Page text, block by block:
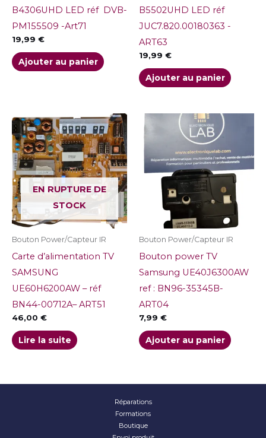
B4306UHD LED réf DVB-
PM155509 -Art71
19,99 €
Ajouter au panier
B5502UHD LED réf
JUC7.820.00180363 -
ART63
19,99 €
Ajouter au panier
EN RUPTURE DE
STOCK
Bouton Power/Capteur IR
Carte d’alimentation TV
SAMSUNG
UE60H6200AW – réf
BN44-00712A– ART51
46,00 €
Lire la suite
Bouton Power/Capteur IR
Bouton power TV
Samsung UE40J6300AW
ref : BN96-35345B-
ART04
7,99 €
Ajouter au panier
Réparations
Formations
Boutique